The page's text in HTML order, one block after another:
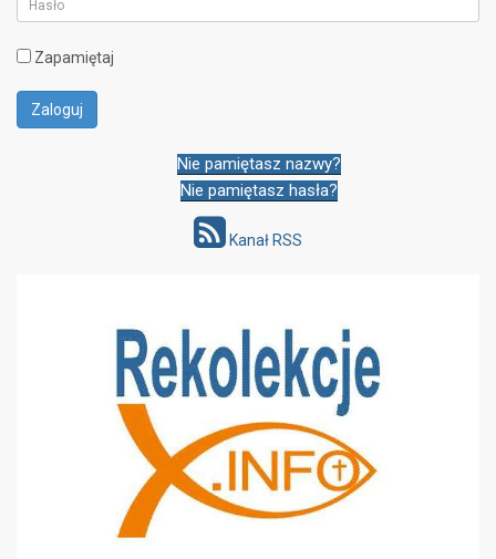
Zapamiętaj
Nie pamiętasz nazwy?
Nie pamiętasz hasła?
Kanał RSS